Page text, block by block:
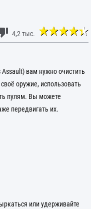
4,2 тыс.
вам нужно очистить
оружие, использовать
пулям. Вы можете
передвигать их.
или удерживайте